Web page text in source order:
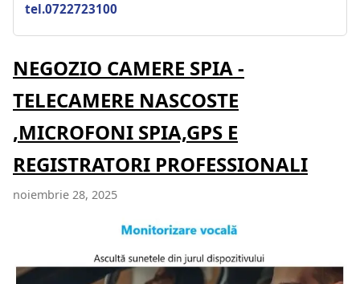
tel.0722723100
NEGOZIO CAMERE SPIA -
TELECAMERE NASCOSTE
,MICROFONI SPIA,GPS E
REGISTRATORI PROFESSIONALI
noiembrie 28, 2025